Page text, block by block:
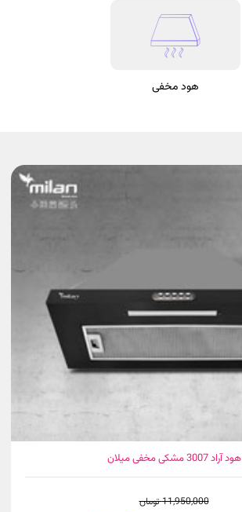
هود مخفی
هود آراد 3007 مشکی مخفی میلان
11,950,000 تومان